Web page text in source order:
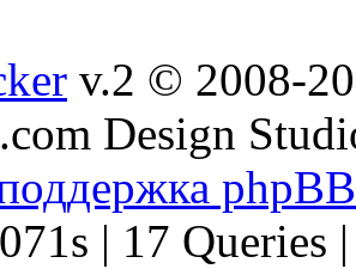
v.2 © 2008-
Design
phpBB
| 17 Queries